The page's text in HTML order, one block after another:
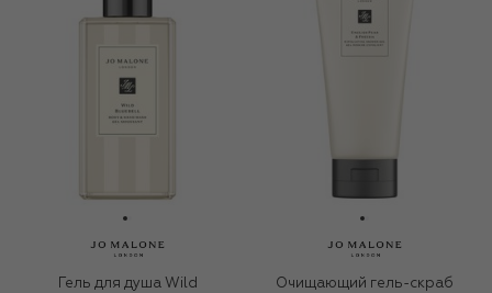
Гель для душа Wild
Очищающий гель-скраб